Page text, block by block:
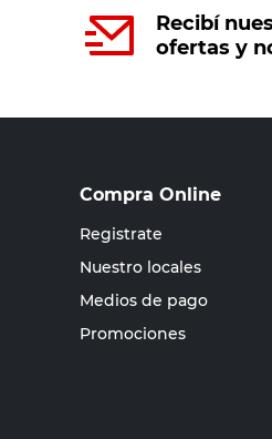
Recibí
ofertas y
Compra Online
Registrate
Nuestro locales
Medios de pago
Promociones